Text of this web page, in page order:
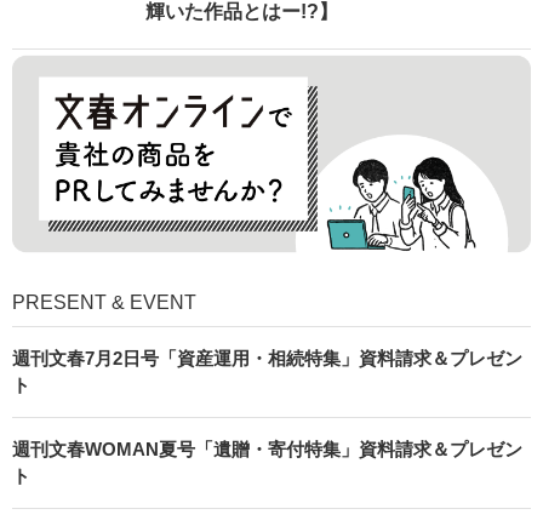
輝いた作品とはー!?】
PRESENT & EVENT
週刊文春7月2日号「資産運用・相続特集」資料請求＆プレゼン
ト
週刊文春WOMAN夏号「遺贈・寄付特集」資料請求＆プレゼン
ト